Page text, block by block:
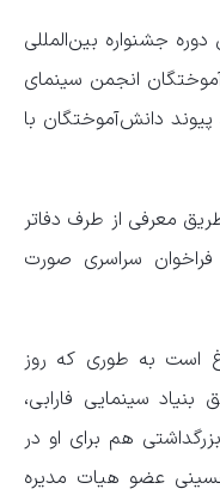
جشنواره بین‌المللی
انجمن سینمای
پیوند دانش‌آموختگان با
معرفی از طرف دفاتر
سراسری صورت
است به طوری که روز
سینمایی فارابی،
هم برای او در
عضو هیات مدیره